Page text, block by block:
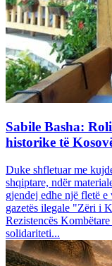
Sabile Basha:
historike të
Duke shfletuar me
shqiptare, ndër
gjendej edhe një fletë
gazetës ilegale "Zëri i
Rezistencës
solidariteti...